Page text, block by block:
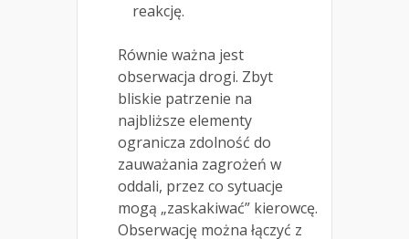
reakcję.
Równie ważna jest
obserwacja drogi. Zbyt
bliskie patrzenie na
najbliższe elementy
ogranicza zdolność do
zauważania zagrożeń w
oddali, przez co sytuacje
mogą „zaskakiwać” kierowcę.
Obserwację można łączyć z